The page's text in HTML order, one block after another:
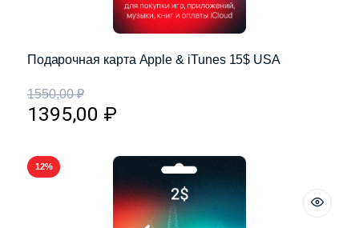
Подарочная карта Apple & iTunes 15$ USA
1550,00₽
1395,00 ₽
12%